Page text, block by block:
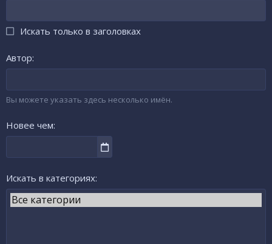
Искать только в заголовках
Автор
Вы можете указать здесь несколько имён.
Новее чем
Искать в категориях